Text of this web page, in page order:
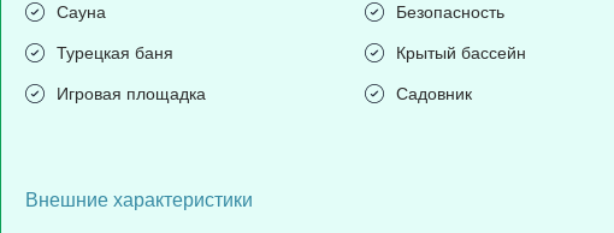
Сауна Безопасность
Турецкая баня Крытый бассейн
Игровая площадка Садовник
Внешние характеристики